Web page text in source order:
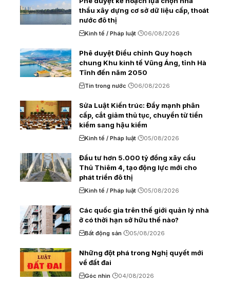
thầu xây dựng cơ sở dữ liệu cấp, thoát
nước đô thị
Kinh tế / Pháp luật 06/08/2026
Phê duyệt Điều chỉnh Quy hoạch
chung Khu kinh tế Vũng Áng, tỉnh Hà
Tĩnh đến năm 2050
Tin trong nước 06/08/2026
Sửa Luật Kiến trúc: Đẩy mạnh phân
cấp, cắt giảm thủ tục, chuyển từ tiền
kiểm sang hậu kiểm
Kinh tế / Pháp luật 05/08/2026
Đầu tư hơn 5.000 tỷ đồng xây cầu
Thủ Thiêm 4, tạo động lực mới cho
phát triển đô thị
Kinh tế / Pháp luật 05/08/2026
Các quốc gia trên thế giới quản lý nhà
ở có thời hạn sở hữu thế nào?
Bất động sản 05/08/2026
Những đột phá trong Nghị quyết mới
về đất đai
Góc nhìn 04/08/2026